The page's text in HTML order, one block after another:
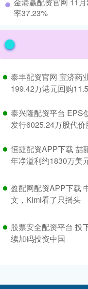
率37.23%
泰丰配资官网 宝济药
199.42万港元回购
泰兴隆配资平台 EPS
发行6025.24万股代价
恒捷配资APP下载 喆
年净溢利约1830万美
盈配网配资APP下载
文，Kimi看了只摇头
股票安全配资平台 投
续加码投资中国